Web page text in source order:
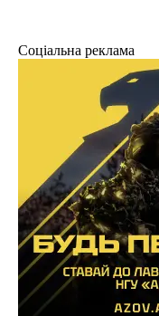
Соціальна реклама